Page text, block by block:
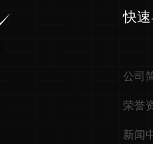
快
公司
荣誉
新闻